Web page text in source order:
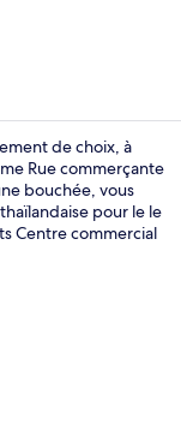
de choix, à
Rue commerçante
bouchée, vous
pour le le
Centre commercial